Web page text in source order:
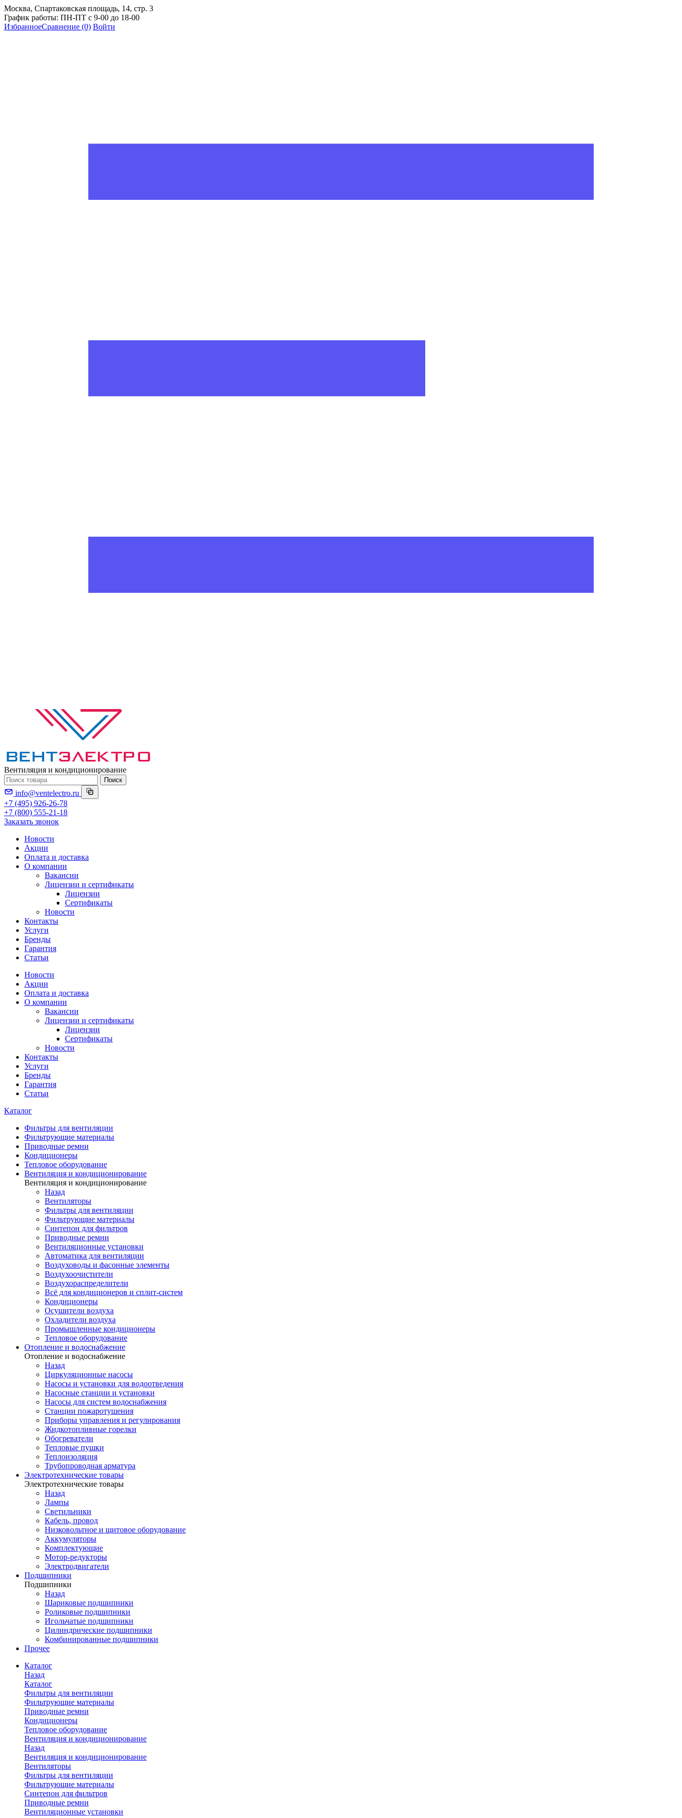
Москва, Спартаковская площадь, 14, стр. 3
График работы: ПН-ПТ с 9-00 до 18-00
ИзбранноеСравнение (0) Войти
Вентиляция и кондиционирование
Поиск
info@ventelectro.ru
+7 (495) 926-26-78
+7 (800) 555-21-18
Заказать звонок
Новости
Акции
Оплата и доставка
О компании
Вакансии
Лицензии и сертификаты
Лицензии
Сертификаты
Новости
Контакты
Услуги
Бренды
Гарантия
Статьи
Новости
Акции
Оплата и доставка
О компании
Вакансии
Лицензии и сертификаты
Лицензии
Сертификаты
Новости
Контакты
Услуги
Бренды
Гарантия
Статьи
Каталог
Фильтры для вентиляции
Фильтрующие материалы
Приводные ремни
Кондиционеры
Тепловое оборудование
Вентиляция и кондиционирование
Вентиляция и кондиционирование
Назад
Вентиляторы
Фильтры для вентиляции
Фильтрующие материалы
Синтепон для фильтров
Приводные ремни
Вентиляционные установки
Автоматика для вентиляции
Воздуховоды и фасонные элементы
Воздухоочистители
Воздухораспределители
Всё для кондиционеров и сплит-систем
Кондиционеры
Осушители воздуха
Охладители воздуха
Промышленные кондиционеры
Тепловое оборудование
Отопление и водоснабжение
Отопление и водоснабжение
Назад
Циркуляционные насосы
Насосы и установки для водоотведения
Насосные станции и установки
Насосы для систем водоснабжения
Станции пожаротушения
Приборы управления и регулирования
Жидкотопливные горелки
Обогреватели
Тепловые пушки
Теплоизоляция
Трубопроводная арматура
Электротехнические товары
Электротехнические товары
Назад
Лампы
Светильники
Кабель, провод
Низковольтное и щитовое оборудование
Аккумуляторы
Комплектующие
Мотор-редукторы
Электродвигатели
Подшипники
Подшипники
Назад
Шариковые подшипники
Роликовые подшипники
Игольчатые подшипники
Цилиндрические подшипники
Комбинированные подшипники
Прочее
Каталог
Назад
Каталог
Фильтры для вентиляции
Фильтрующие материалы
Приводные ремни
Кондиционеры
Тепловое оборудование
Вентиляция и кондиционирование
Назад
Вентиляция и кондиционирование
Вентиляторы
Фильтры для вентиляции
Фильтрующие материалы
Синтепон для фильтров
Приводные ремни
Вентиляционные установки